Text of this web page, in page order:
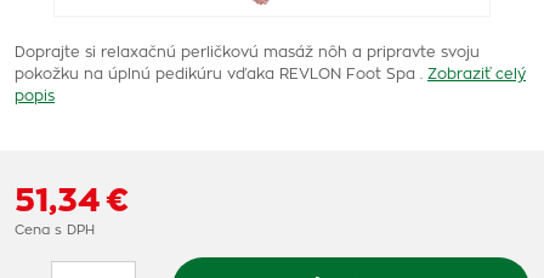
Doprajte si relaxačnú perličkovú masáž nôh a pripravte svoju
pokožku na úplnú pedikúru vďaka REVLON Foot Spa .
Zobraziť celý
popis
51,34 €
Cena s DPH